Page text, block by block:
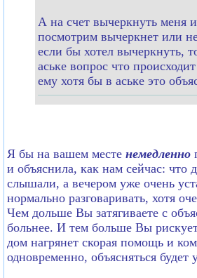
А на счет вычеркнуть меня
посмотрим вычеркнет или
если бы хотел вычеркнуть,
аське вопрос что
ему хотя бы в аське это
Я бы на вашем месте немедленно
и объяснила, как нам сейчас: что
слышали, а вечером уже очень
нормально разговаривать, хотя
Чем дольше Вы затягиваете с
больнее. И тем больше Вы
дом нагрянет скорая помощь и
одновременно, объясняться будет